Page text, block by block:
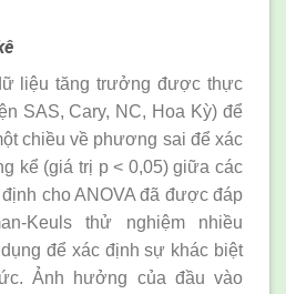
liệu tăng trưởng được thực
SAS, Cary, NC, Hoa Kỳ) để
chiều về phương sai để xác
kể (giá trị p < 0,05) giữa các
cho ANOVA đã được đáp
Keuls thử nghiệm nhiều
để xác định sự khác biệt
Ảnh hưởng của đầu vào